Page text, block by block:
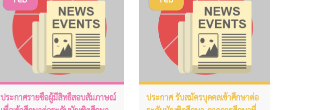
ประกาศรายชื่อผู้มีสิทธิ์สอบสัมภาษณ์
ประกาศ รับสมัครบุคคลเข้าศึกษาต่อ